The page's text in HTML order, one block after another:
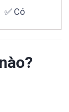
✅ Có